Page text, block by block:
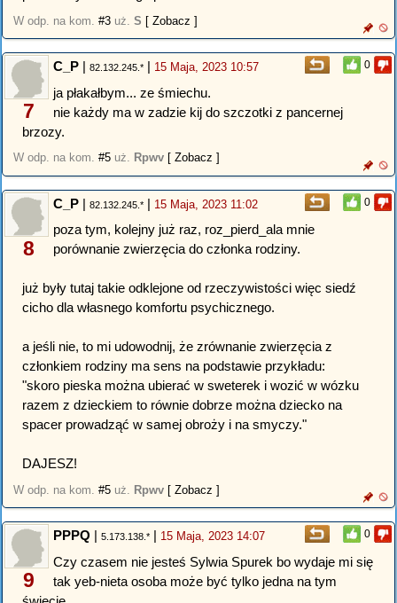
W odp. na kom. #3 uż. S [ Zobacz ]
0
7
C_P | 82.132.245.* | 15 Maja, 2023 10:57
ja płakałbym... ze śmiechu.
nie każdy ma w zadzie kij do szczotki z pancernej
brzozy.
W odp. na kom. #5 uż. Rpwv [ Zobacz ]
0
8
C_P | 82.132.245.* | 15 Maja, 2023 11:02
poza tym, kolejny już raz, roz_pierd_ala mnie
porównanie zwierzęcia do członka rodziny.
już były tutaj takie odklejone od rzeczywistości więc siedź
cicho dla własnego komfortu psychicznego.
a jeśli nie, to mi udowodnij, że zrównanie zwierzęcia z
członkiem rodziny ma sens na podstawie przykładu:
"skoro pieska można ubierać w sweterek i wozić w wózku
razem z dzieckiem to równie dobrze można dziecko na
spacer prowadząć w samej obroży i na smyczy."
DAJESZ!
W odp. na kom. #5 uż. Rpwv [ Zobacz ]
0
9
PPPQ | 5.173.138.* | 15 Maja, 2023 14:07
Czy czasem nie jesteś Sylwia Spurek bo wydaje mi się
tak yeb-nieta osoba może być tylko jedna na tym